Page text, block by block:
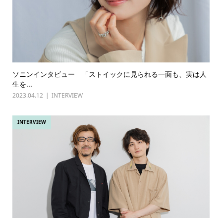
ソニンインタビュー 「ストイックに見られる一面も、実は人
生を...
2023.04.12 INTERVIEW
INTERVIEW